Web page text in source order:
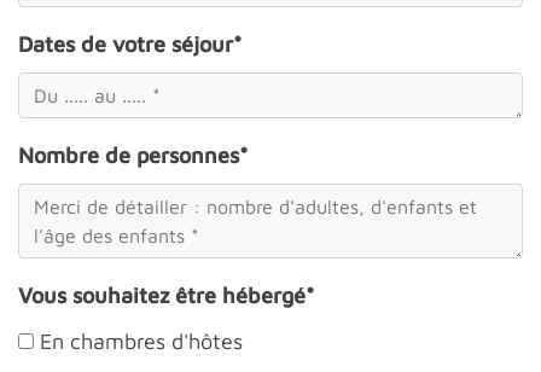
Dates de votre séjour*
Nombre de personnes*
Vous souhaitez être hébergé*
En chambres d'hôtes